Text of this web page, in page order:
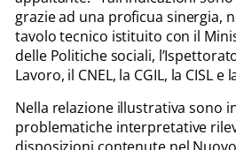
grazie ad una proficua sinergia,
tavolo tecnico istituito con il
delle Politiche sociali,
Lavoro, il CNEL, la CGIL, la CISL e
Nella relazione illustrativa sono
problematiche interpretative